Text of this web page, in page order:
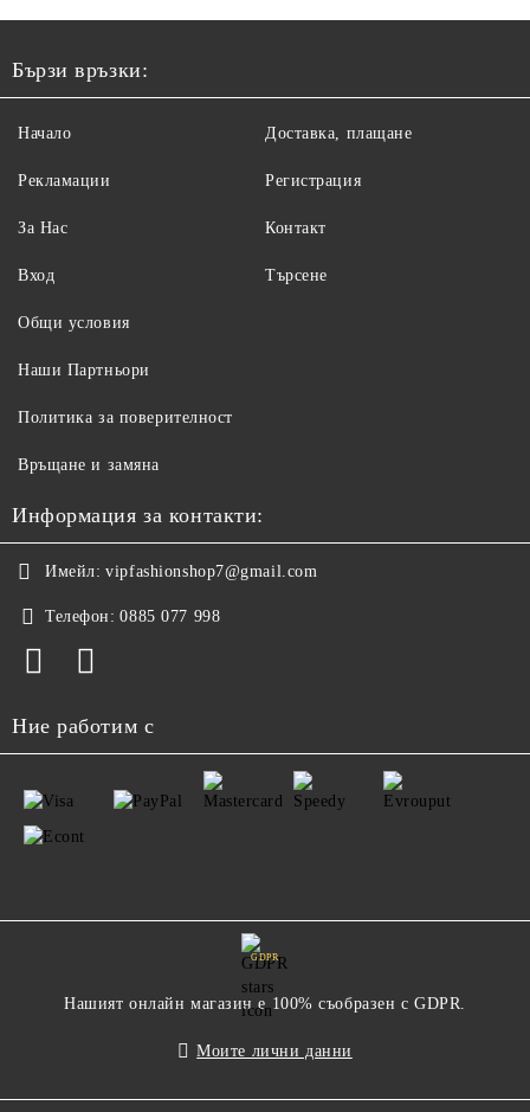
Бързи връзки:
Начало
Рекламации
За Нас
Вход
Доставка, плащане
Регистрация
Контакт
Търсене
Общи условия
Наши Партньори
Политика за поверителност
Връщане и замяна
Информация за контакти:
Имейл: vipfashionshop7@gmail.com
Телефон: 0885 077 998
Ние работим с
GDPR
Нашият онлайн магазин е 100% съобразен с GDPR.
Моите лични данни